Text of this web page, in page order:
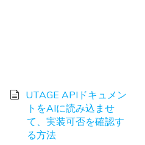
UTAGE APIドキュメン
トをAIに読み込ませ
て、実装可否を確認す
る方法